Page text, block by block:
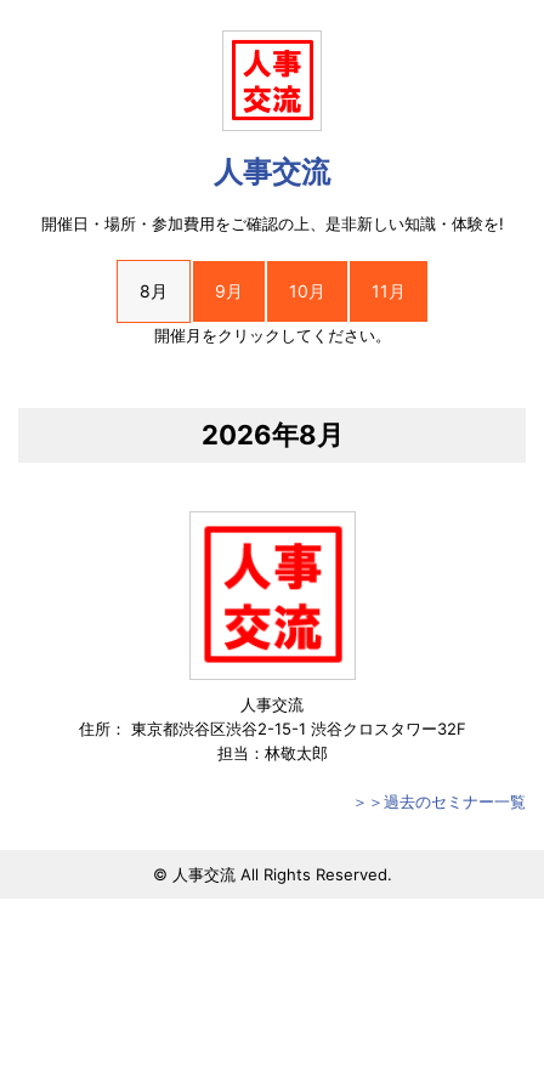
人事交流
開催日・場所・参加費用をご確認の上、是非新しい知識・体験を!
8月 9月 10月 11月
開催月をクリックしてください。
2026年8月
人事交流
住所： 東京都渋谷区渋谷2-15-1 渋谷クロスタワー32F
担当：林敬太郎
＞＞過去のセミナー一覧
© 人事交流 All Rights Reserved.